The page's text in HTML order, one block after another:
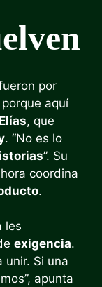
por
aquí
Elías, que
. “No es lo
”. Su
coordina
.
les
exigencia.
unir. Si una
apunta